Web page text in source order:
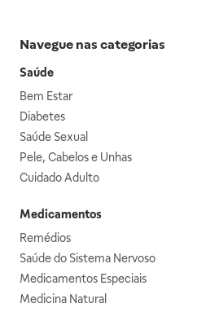
Navegue nas categorias
Saúde
Bem Estar
Diabetes
Saúde Sexual
Pele, Cabelos e Unhas
Cuidado Adulto
Medicamentos
Remédios
Saúde do Sistema Nervoso
Medicamentos Especiais
Medicina Natural